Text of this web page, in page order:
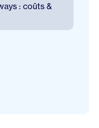
: coûts &